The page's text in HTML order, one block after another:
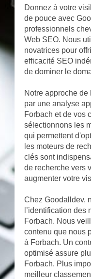
Donnez à votre
de pouce avec
professionnels
Web SEO. Nous
novatrices pour
efficacité SEO
de dominer le
Notre approche
par une analyse
Forbach et de vos
sélectionnons les
qui permettent
les moteurs de
clés sont
de recherche vers
augmenter votre
Chez Goodalldev,
l’identification des
Forbach. Nous
contenu que nous
à Forbach. Un
optimisé assure
Forbach. Plus
meilleur